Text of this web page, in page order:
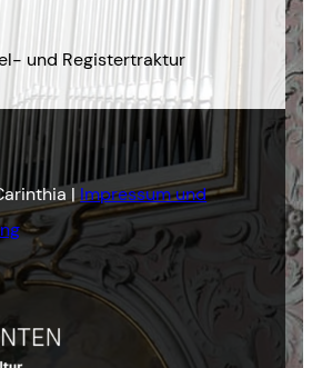
und Registertraktur
|Impressum und